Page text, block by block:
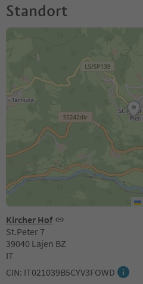
Standort
Kircher Hof
St.Peter 7
39040 Lajen BZ
IT
CIN: IT021039B5CYV3FOWD